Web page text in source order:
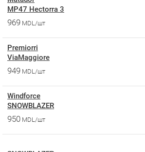
MP47 Hectorra 3
969 MDL/шт
Premiorri
ViaMaggiore
949 MDL/шт
Windforce
SNOWBLAZER
950 MDL/шт